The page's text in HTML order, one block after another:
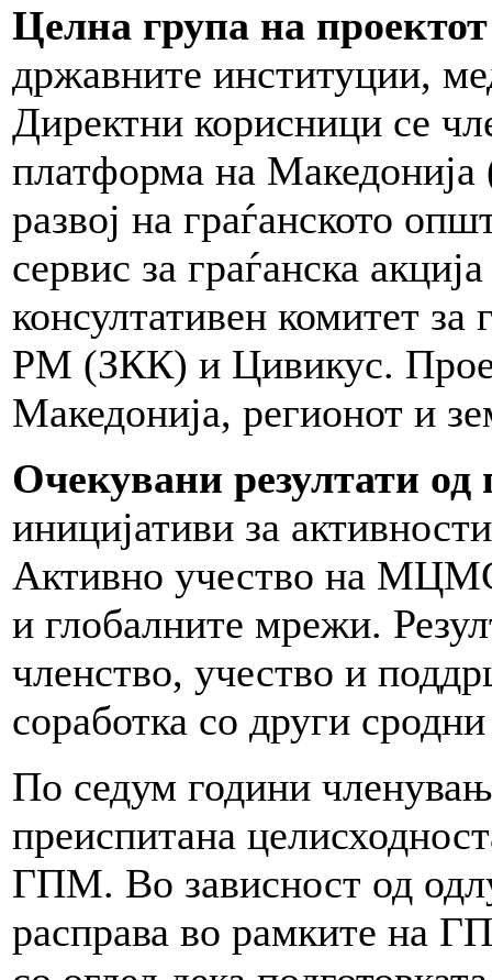
Целна група на проектот
државните институции,
Директни корисници се
платформа на
развој на граѓанското
сервис за граѓанска
консултативен комитет
РМ (ЗКК) и Цивикус.
Македонија, регионот и
Очекувани резултати од
иницијативи за
Активно учество на
и глобалните мрежи.
членство, учество и
соработка со други
По седум години
преиспитана
ГПМ. Во зависност од
расправа во рамките на